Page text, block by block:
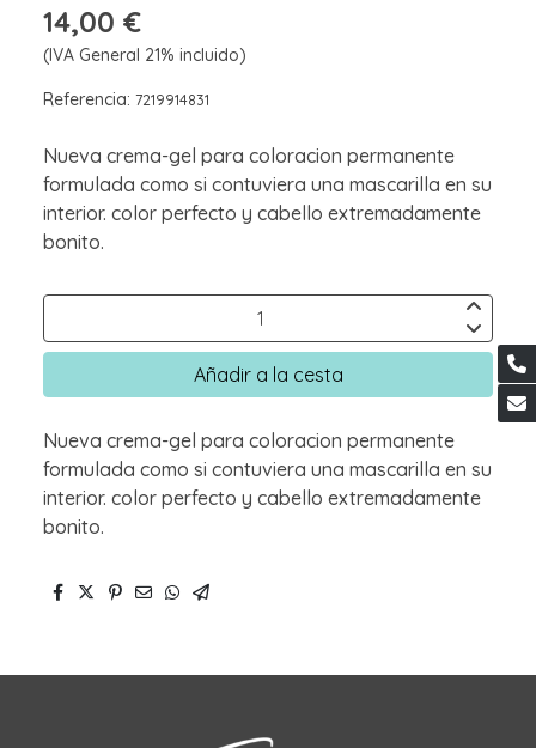
14,00 €
(IVA General 21% incluido)
Referencia: 7219914831
Nueva crema-gel para coloracion permanente
formulada como si contuviera una mascarilla en su
interior. color perfecto y cabello extremadamente
bonito.
Añadir a la cesta
Nueva crema-gel para coloracion permanente
formulada como si contuviera una mascarilla en su
interior. color perfecto y cabello extremadamente
bonito.